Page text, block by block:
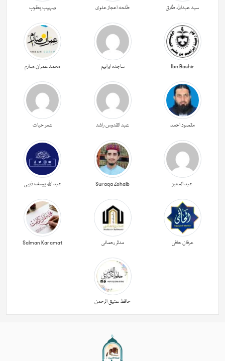
سید عبداللہ طارق طلحہ اعجاز علوی صہیب یعقوب
Ibn Bashir ساجدہ ابراہیم محمد عمران صارم
مقصود احمد عبد القدوس راشد عمر حیات
عبد المعیز Suraqa Zohaib عبد اللہ یوسف ذہبی
عرفان حافی مدثر رحمانی Salman Karamat
حافظ عتیق الرحمن